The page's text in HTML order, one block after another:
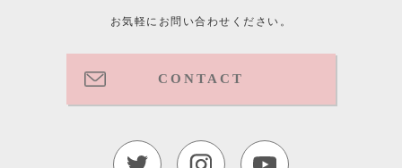
お気軽にお問い合わせください。
CONTACT